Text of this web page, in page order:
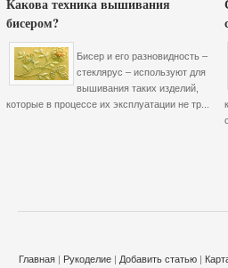
Какова техника вышивания
бисером?
Бисер и его разновидность –
стеклярус – используют для
вышивания таких изделий,
которые в процессе их эксплуатации не тр...
Главная | Рукоделие | Добавить статью |